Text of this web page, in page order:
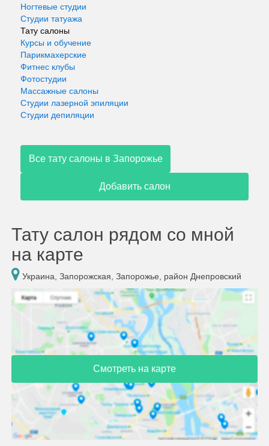
Ногтевые студии
Студии татуажа
Тату салоны
Курсы и обучение
Парикмахерские
Фитнес клубы
Фотостудии
Массажные салоны
Студии лазерной эпиляции
Студии депиляции
Все тату салоны в Запорожье
Добавить салон
Тату салон рядом со мной
на карте
Украина, Запорожская, Запорожье, район Днепровский
Смотреть на карте